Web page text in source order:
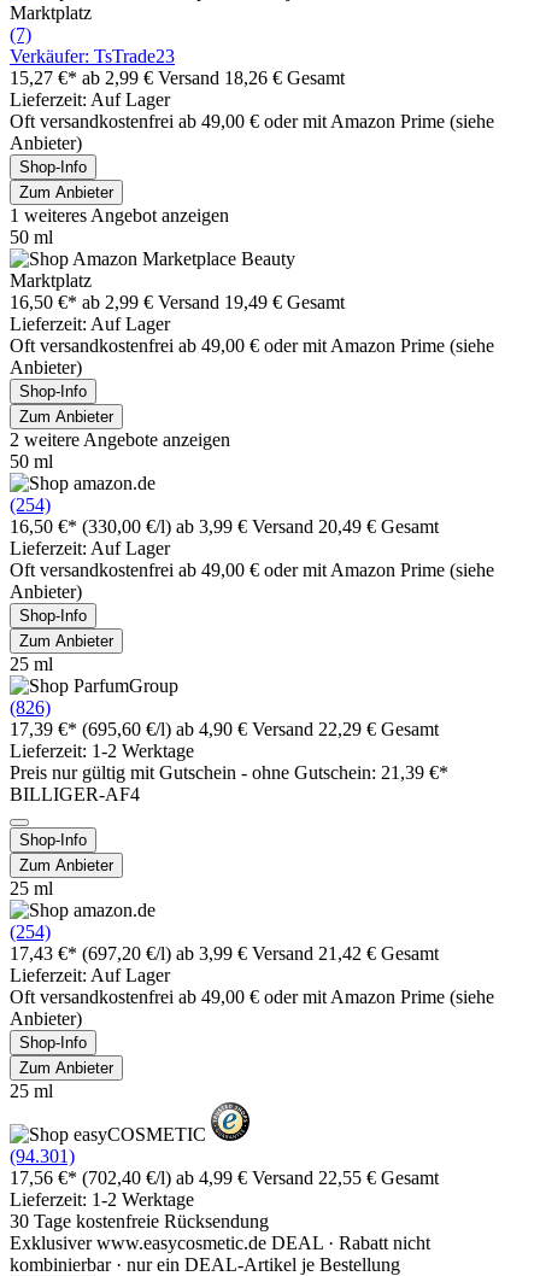
Marktplatz
(7)
Verkäufer: TsTrade23
15,27 €* ab 2,99 € Versand 18,26 € Gesamt
Lieferzeit: Auf Lager
Oft versandkostenfrei ab 49,00 € oder mit Amazon Prime (siehe
Anbieter)
Shop-Info
Zum Anbieter
1 weiteres Angebot anzeigen
50 ml
Marktplatz
16,50 €* ab 2,99 € Versand 19,49 € Gesamt
Lieferzeit: Auf Lager
Oft versandkostenfrei ab 49,00 € oder mit Amazon Prime (siehe
Anbieter)
Shop-Info
Zum Anbieter
2 weitere Angebote anzeigen
50 ml
(254)
16,50 €* (330,00 €/l) ab 3,99 € Versand 20,49 € Gesamt
Lieferzeit: Auf Lager
Oft versandkostenfrei ab 49,00 € oder mit Amazon Prime (siehe
Anbieter)
Shop-Info
Zum Anbieter
25 ml
(826)
17,39 €* (695,60 €/l) ab 4,90 € Versand 22,29 € Gesamt
Lieferzeit: 1-2 Werktage
Preis nur gültig mit Gutschein - ohne Gutschein: 21,39 €*
BILLIGER-AF4
Shop-Info
Zum Anbieter
25 ml
(254)
17,43 €* (697,20 €/l) ab 3,99 € Versand 21,42 € Gesamt
Lieferzeit: Auf Lager
Oft versandkostenfrei ab 49,00 € oder mit Amazon Prime (siehe
Anbieter)
Shop-Info
Zum Anbieter
25 ml
(94.301)
17,56 €* (702,40 €/l) ab 4,99 € Versand 22,55 € Gesamt
Lieferzeit: 1-2 Werktage
30 Tage kostenfreie Rücksendung
Exklusiver www.easycosmetic.de DEAL · Rabatt nicht
kombinierbar · nur ein DEAL-Artikel je Bestellung